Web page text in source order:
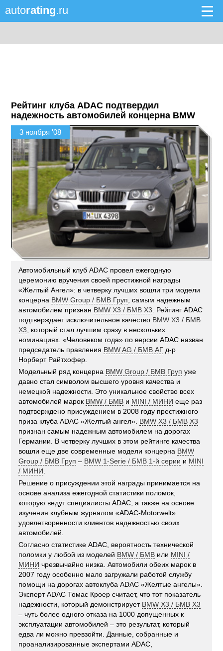
autorating.ru
Рейтинг клуба ADAC подтвердил
надежность автомобилей концерна BMW
3 ноября '08
Автомобильный клуб ADAC провел ежегодную
церемонию вручения своей престижной награды
«Желтый Ангел»: в четверку лучших вошли три модели
концерна BMW Group / БМВ Груп, самым надежным
автомобилем признан BMW X3 / БМВ X3. Рейтинг ADAC
подтверждает исключительное качество BMW X3 / БМВ
X3, который стал лучшим сразу в нескольких
номинациях. «Человеком года» по версии ADAC назван
председатель правления BMW AG / БМВ АГ д-р
Норберт Райтхофер.
Модельный ряд концерна BMW Group / БМВ Груп уже
давно стал символом высшего уровня качества и
немецкой надежности. Это уникальное свойство всех
автомобилей марок BMW / БМВ и MINI / МИНИ еще раз
подтверждено присуждением в 2008 году престижного
приза клуба ADAC «Желтый ангел». BMW X3 / БМВ X3
признан самым надежным автомобилем на дорогах
Германии. В четверку лучших в этом рейтинге качества
вошли еще две современные модели концерна BMW
Group / БМВ Груп – BMW 1-Serie / БМВ 1-й серии и MINI
/ МИНИ.
Решение о присуждении этой награды принимается на
основе анализа ежегодной статистики поломок,
которую ведут специалисты ADAC, а также на основе
изучения клубным журналом «ADAC-Motorwelt»
удовлетворенности клиентов надежностью своих
автомобилей.
Согласно статистике ADAC, вероятность технической
поломки у любой из моделей BMW / БМВ или MINI /
МИНИ чрезвычайно низка. Автомобили обеих марок в
2007 году особенно мало загружали работой службу
помощи на дорогах автоклуба ADAC «Желтые ангелы».
Эксперт ADAC Томас Кроер считает, что тот показатель
надежности, который демонстрирует BMW X3 / БМВ X3
– чуть более одного отказа на 1000 допущенных к
эксплуатации автомобилей – это результат, который
едва ли можно превзойти. Данные, собранные и
проанализированные экспертами ADAC,